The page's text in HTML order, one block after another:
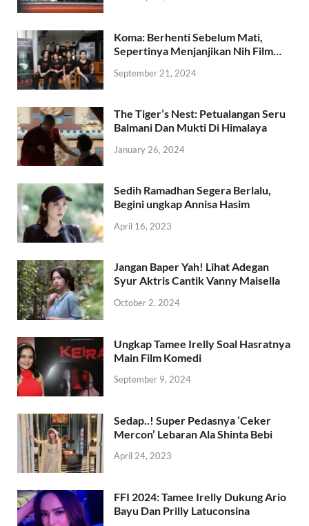
Koma: Berhenti Sebelum Mati,
Sepertinya Menjanjikan Nih Film…
September 21, 2024
The Tiger’s Nest: Petualangan Seru
Balmani Dan Mukti Di Himalaya
January 26, 2024
Sedih Ramadhan Segera Berlalu,
Begini ungkap Annisa Hasim
April 16, 2023
Jangan Baper Yah! Lihat Adegan
Syur Aktris Cantik Vanny Maisella
October 2, 2024
Ungkap Tamee Irelly Soal Hasratnya
Main Film Komedi
September 9, 2024
Sedap..! Super Pedasnya ‘Ceker
Mercon’ Lebaran Ala Shinta Bebi
April 24, 2023
FFI 2024: Tamee Irelly Dukung Ario
Bayu Dan Prilly Latuconsina